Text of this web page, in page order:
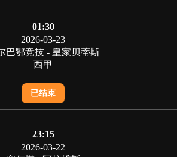
01:30
2026-03-23
巴鄂竞技 - 皇家贝蒂斯
西甲
已结束
23:15
2026-03-22